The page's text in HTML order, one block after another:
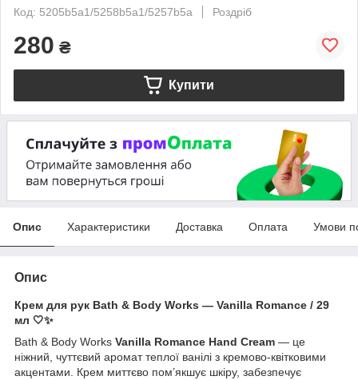
Код: 5205b5a1/5258b5a1/5257b5a
Роздріб
280 ₴
Купити
Опис Характеристики Доставка Оплата Умови
Опис
Крем для рук Bath & Body Works — Vanilla Romance / 29
мл 🤍✨
Bath & Body Works Vanilla Romance Hand Cream — це
ніжний, чуттєвий аромат теплої ванілі з кремово-квітковими
акцентами. Крем миттєво пом’якшує шкіру, забезпечує